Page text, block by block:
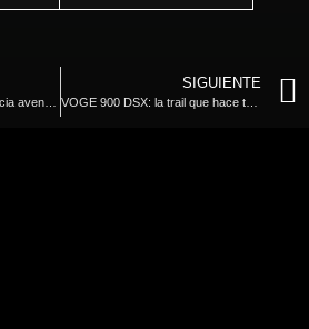
SIGUIENTE
VOGE 900 DSX: la trail que hace temblar a la competencia